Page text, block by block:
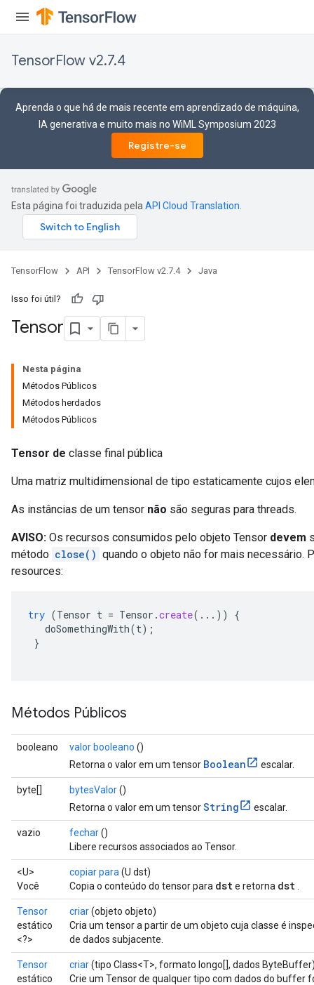
TensorFlow v2.7.4
Aprenda o que há de mais recente em aprendizado de máquina,
IA generativa e muito mais no WiML Symposium 2023
Registre-se
Esta página foi traduzida pela API Cloud Translation
TensorFlow API TensorFlow v2.7.4 Java
Isso foi útil?
Tensor
Nesta página
Métodos Públicos
Métodos herdados
Métodos Públicos
Tensor de classe final pública
Uma matriz multidimensional de tipo estaticamente cujos
As instâncias de um tensor não são seguras para threads.
AVISO: Os recursos consumidos pelo objeto Tensor devem
método close() quando o objeto não for mais necessário.
resources:
try (Tensor t = Tensor .create(...))
{
doSomethingWith(t);
}
Métodos Públicos
booleano valor booleano ()
Retorna o valor em um tensor Boolean escalar.
byte[] bytesValor()
Retorna o valor em um tensorString escalar.
vazio fechar()
Libere recursos associados ao Tensor.
<U>
Você
copiar para (U dst)
Copia o conteúdo do tensor para dste retorna dst
Tensor
estático
<?>
criar(objeto objeto)
Cria um tensor a partir de um objeto cuja classe é
de dados subjacente.
Tensor
estático
criar(tipo Class<T>, formato longo[], dados
Crie um Tensor de qualquer tipo com dados do buffer